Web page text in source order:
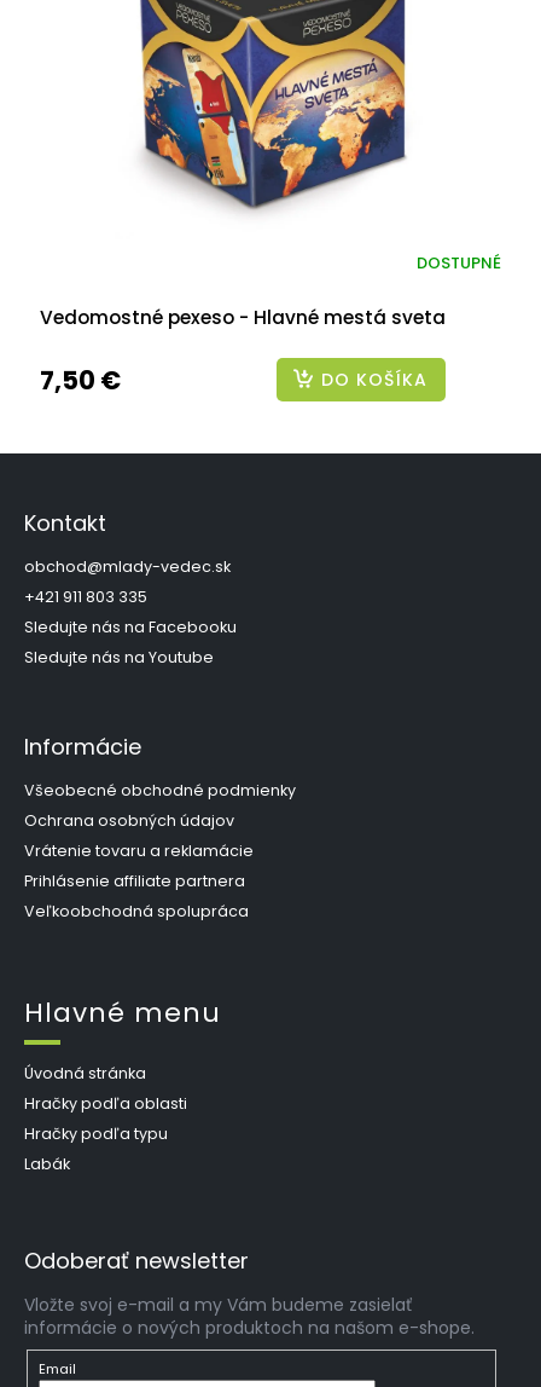
Vedomostné pexeso - Hlavné mestá sveta
DOSTUPNÉ
7,50 € DO KOŠÍKA
Z
Kontakt
obchod@mlady-vedec.sk
+421 911 803 335
Sledujte nás na Facebooku
Sledujte nás na Youtube
Informácie
Všeobecné obchodné podmienky
Ochrana osobných údajov
Vrátenie tovaru a reklamácie
Prihlásenie affiliate partnera
Veľkoobchodná spolupráca
Hlavné menu
Úvodná stránka
Hračky podľa oblasti
Hračky podľa typu
Labák
Odoberať newsletter
Vložte svoj e-mail a my Vám budeme zasielať
informácie o nových produktoch na našom e-shope.
Email